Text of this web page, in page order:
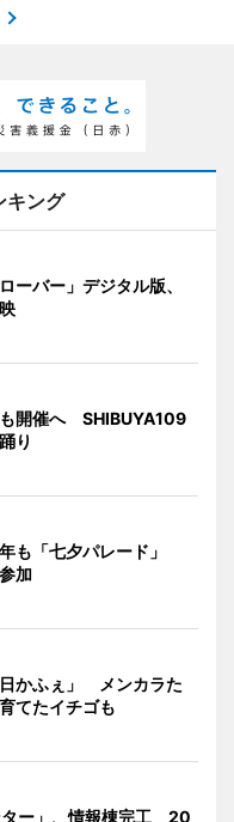
キング
ーバー」デジタル版、
も開催へ SHIBUYA109
り
も「七夕パレード」
加
かふぇ」 メンカラた
てたイチゴも
ター」、情報棟完工 20